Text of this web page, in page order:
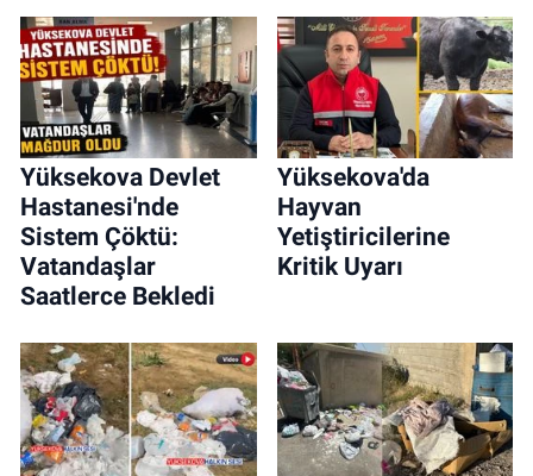
Yüksekova Devlet
Hastanesi'nde
Sistem Çöktü:
Vatandaşlar
Saatlerce Bekledi
Yüksekova'da
Hayvan
Yetiştiricilerine
Kritik Uyarı